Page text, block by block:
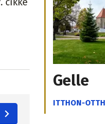
Gelle
ITTHON-